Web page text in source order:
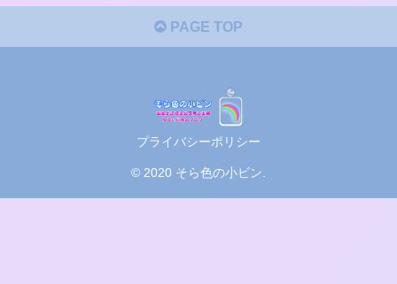
PAGE TOP
プライバシーポリシー
© 2020 そら色の小ビン.